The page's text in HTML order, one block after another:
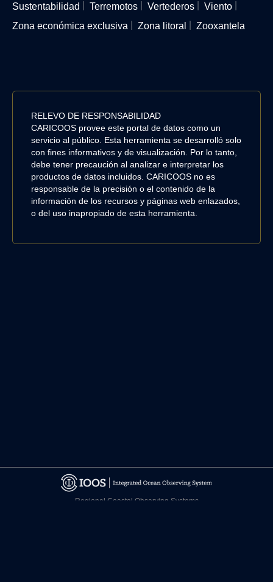
Sustentabilidad
Terremotos Vertederos
Viento
Zona económica exclusiva
Zona litoral Zooxantela
RELEVO DE RESPONSABILIDAD
CARICOOS provee este portal de datos como un
servicio al público. Esta herramienta se desarrolló solo
con fines informativos y de visualización. Por lo tanto,
debe tener precaución al analizar e interpretar los
productos de datos incluidos. CARICOOS no es
responsable de la precisión o el contenido de la
información de los recursos y páginas web enlazados,
o del uso inapropiado de esta herramienta.
Regional Coastal Observing Systems